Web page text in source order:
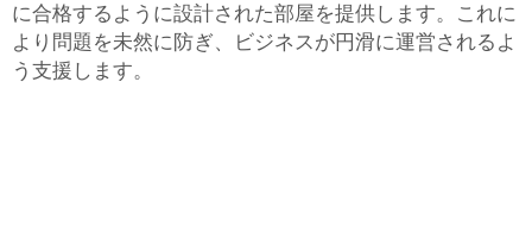
に合格するように設計された部屋を提供します。これに
より問題を未然に防ぎ、ビジネスが円滑に運営されるよ
う支援します。